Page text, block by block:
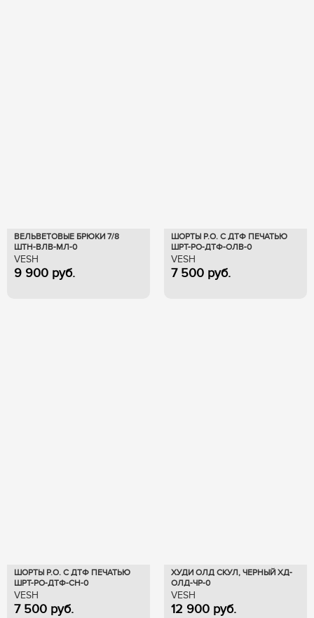
ВЕЛЬВЕТОВЫЕ БРЮКИ 7/8
ШТН-ВЛВ-МЛ-0
VESH
9 900 руб.
ШОРТЫ Р.О. С ДТФ ПЕЧАТЬЮ
ШРТ-РО-ДТФ-ОЛВ-0
VESH
7 500 руб.
ШОРТЫ Р.О. С ДТФ ПЕЧАТЬЮ
ШРТ-РО-ДТФ-СН-0
VESH
7 500 руб.
ХУДИ ОЛД СКУЛ, ЧЕРНЫЙ ХД-
ОЛД-ЧР-0
VESH
12 900 руб.